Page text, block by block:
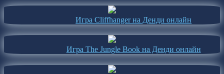
Игра Cliffhanger на Денди онлайн
Игра The Jungle Book на Денди онлайн